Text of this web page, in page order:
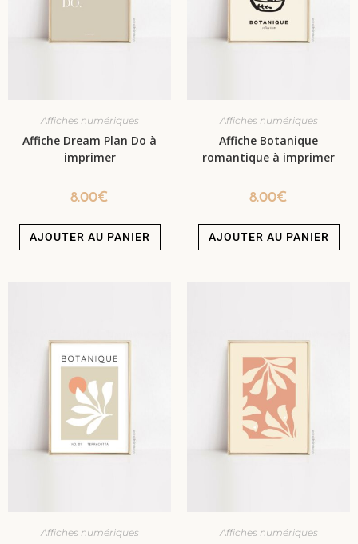
Affiches numériques
Affiche Dream Plan Do à
imprimer
8.00€
AJOUTER AU PANIER
Affiches numériques
Affiche Botanique
romantique à imprimer
8.00€
AJOUTER AU PANIER
Affiches numériques Affiches numériques